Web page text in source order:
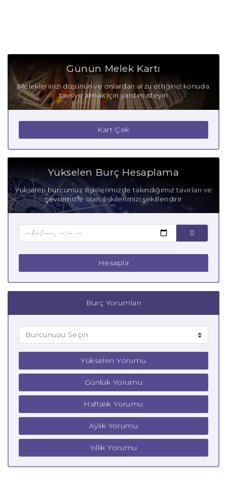
Kova Burcu Olumlu Yönleri
Kova Burcu Olumsuz Yönleri
Kova Burcu Gizli Tutkuları
Kova Burcu Güçlü Yanları
Kova Burcu Zayıf Yanları
Anne Kova Burcu
Baba Kova Burcu
Günün Melek Kartı
Meleklerinizi düşünün ve onlardan arzu ettiğiniz konuda
tavsiye almak için yardım isteyin
Kart Çek
Yükselen Burç Hesaplama
Yükselen burcumuz ilişkilerimizde takındığımız tavırları ve
çevremizle olan ilişkilerimizi şekillendirir
Hesapla
Burç Yorumları
Yükselen Yorumu
Günlük Yorumu
Haftalık Yorumu
Aylık Yorumu
Yıllık Yorumu